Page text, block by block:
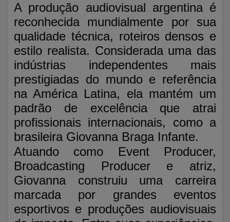
A produção audiovisual argentina é
reconhecida mundialmente por sua
qualidade técnica, roteiros densos e
estilo realista. Considerada uma das
indústrias independentes mais
prestigiadas do mundo e referência
na América Latina, ela mantém um
padrão de excelência que atrai
profissionais internacionais, como a
brasileira Giovanna Braga Infante.
Atuando como Event Producer,
Broadcasting Producer e atriz,
Giovanna construiu uma carreira
marcada por grandes eventos
esportivos e produções audiovisuais